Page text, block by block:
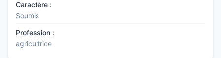
Caractère :
Soumis
Profession :
agricultrice